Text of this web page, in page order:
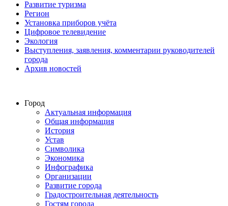
Развитие туризма
Регион
Установка приборов учёта
Цифровое телевидение
Экология
Выступления, заявления, комментарии руководителей
города
Архив новостей
Город
Актуальная информация
Общая информация
История
Устав
Символика
Экономика
Инфографика
Организации
Развитие города
Градостроительная деятельность
Гостям города